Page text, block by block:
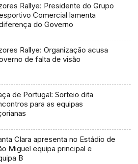
Rallye: Presidente do Grupo
Comercial lamenta
do Governo
Rallye: Organização acusa
de falta de visão
de Portugal: Sorteio dita
para as equipas
Clara apresenta no Estádio de
Miguel equipa principal e
B